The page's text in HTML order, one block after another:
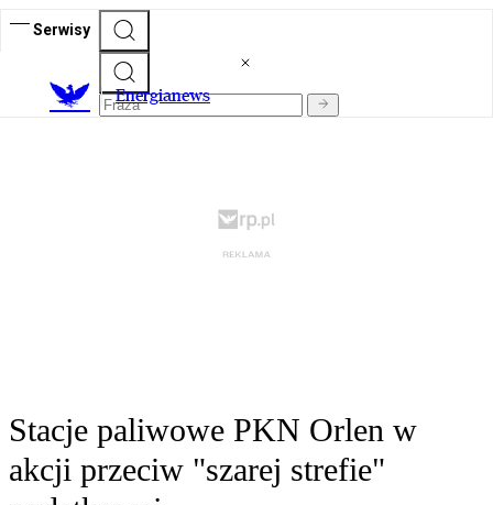
Serwisy
Energianews
Stacje paliwowe PKN Orlen w
akcji przeciw "szarej strefie"